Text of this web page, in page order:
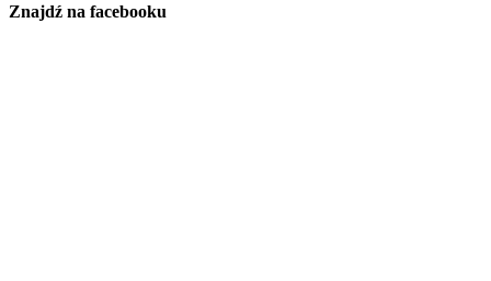
Znajdź na facebooku